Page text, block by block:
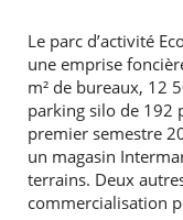
Le parc d’activité
une emprise
m² de bureaux, 12
parking silo de 192
premier semestre
un magasin
terrains. Deux
commercialisation